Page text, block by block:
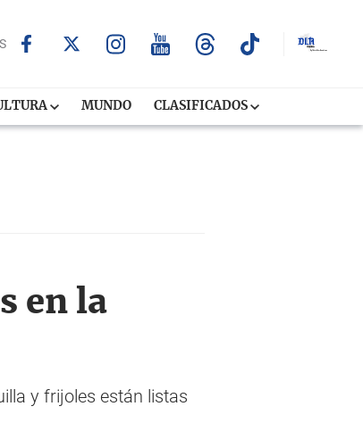
MUNDO CLASIFICADOS
en la
y frijoles están listas